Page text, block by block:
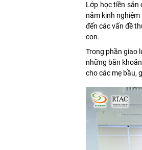
Lớp học tiền sản
năm kinh
đến các vấn đề
con.
Trong phần giao
những băn
cho các mẹ bầu,